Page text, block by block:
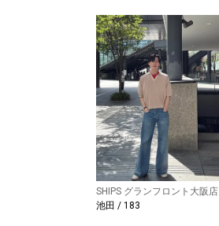
SHIPS グランフロント大阪店
池田 / 183